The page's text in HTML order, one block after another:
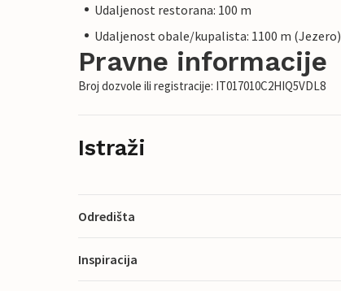
Udaljenost restorana: 100 m
Udaljenost obale/kupalista: 1100 m (Jezero)
Pravne informacije
Broj dozvole ili registracije: IT017010C2HIQ5VDL8
Istraži
Odredišta
Inspiracija